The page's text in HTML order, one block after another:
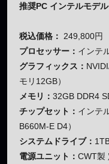
推奨PC インテルモデ
税込価格：
249,800円
プロセッサー： インテ
グラフィックス：
モリ12GB）
メモリ： 32GB DDR4
チップセット： インテ
B660M-E D4）
システムドライブ：
電源ユニット： CWT製